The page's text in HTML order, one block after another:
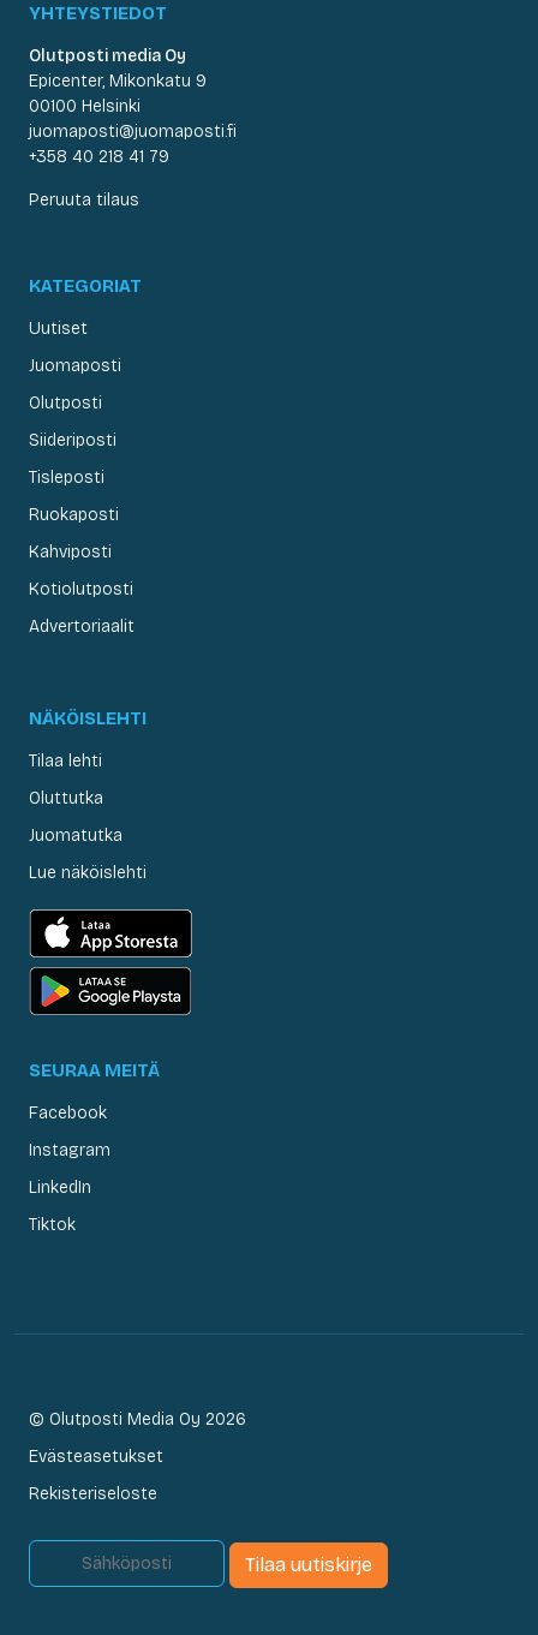
YHTEYSTIEDOT
Olutposti media Oy
Epicenter, Mikonkatu 9
00100 Helsinki
juomaposti@juomaposti.fi
+358 40 218 41 79
Peruuta tilaus
KATEGORIAT
Uutiset
Juomaposti
Olutposti
Siideriposti
Tisleposti
Ruokaposti
Kahviposti
Kotiolutposti
Advertoriaalit
NÄKÖISLEHTI
Tilaa lehti
Oluttutka
Juomatutka
Lue näköislehti
SEURAA MEITÄ
Facebook
Instagram
LinkedIn
Tiktok
© Olutposti Media Oy 2026
Evästeasetukset
Rekisteriseloste
Tilaa uutiskirje